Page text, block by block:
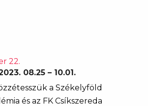
22.
08.25 – 10.01.
a Székelyföld
és az FK Csíkszereda